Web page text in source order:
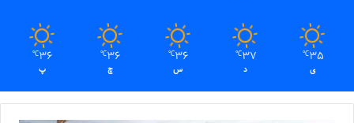
35
℃
ی
37
℃
د
36
℃
س
36
℃
چ
36
℃
پ